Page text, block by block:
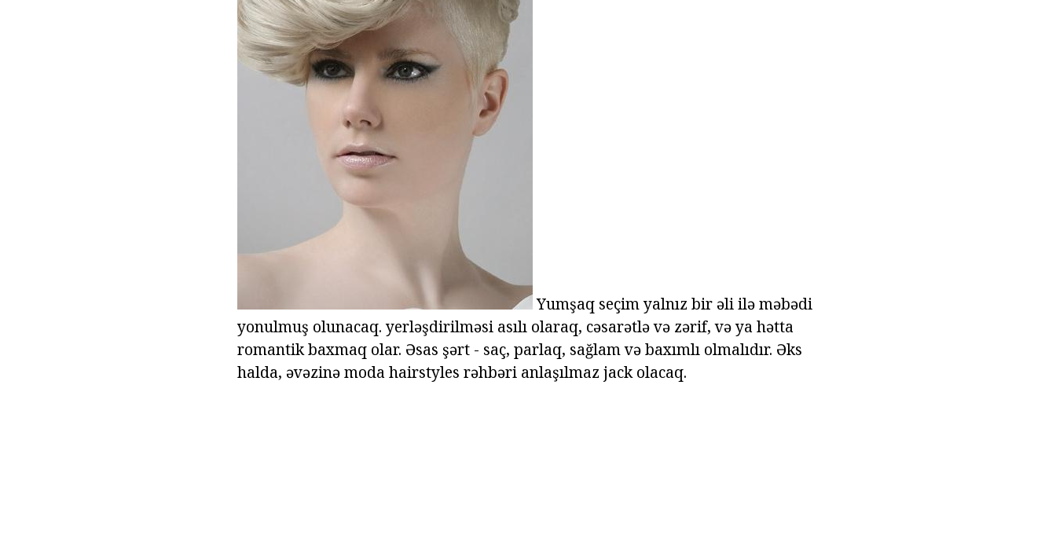
Yumşaq seçim yalnız bir əli ilə məbədi
yonulmuş olunacaq. yerləşdirilməsi asılı olaraq, cəsarətlə və zərif, və ya hətta
romantik baxmaq olar. Əsas şərt - saç, parlaq, sağlam və baxımlı olmalıdır. Əks
halda, əvəzinə moda hairstyles rəhbəri anlaşılmaz jack olacaq.